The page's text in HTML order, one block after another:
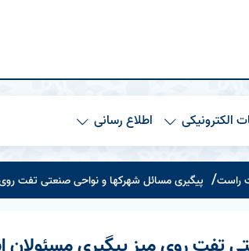
الکترونیکی اطلاع رسانی
راست پیگیری مسائل شهرکها و نواحی صنعتی تفت